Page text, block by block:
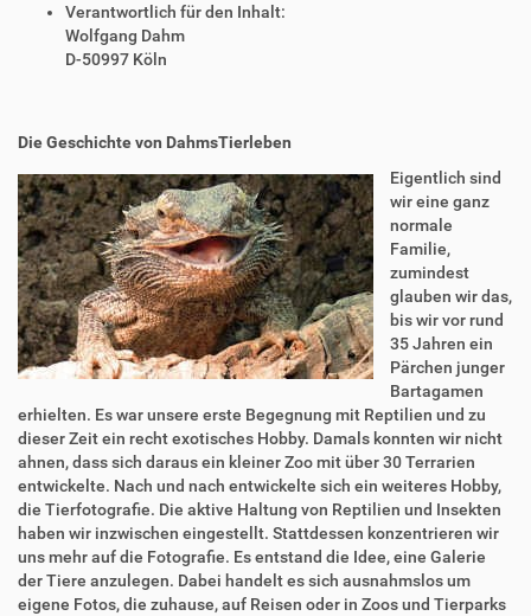
Verantwortlich für den Inhalt:
Wolfgang Dahm
D-50997 Köln
Die Geschichte von DahmsTierleben
Eigentlich sind
wir eine ganz
normale
Familie,
zumindest
glauben wir das,
bis wir vor rund
35 Jahren ein
Pärchen junger
Bartagamen
erhielten. Es war unsere erste Begegnung mit Reptilien und zu
dieser Zeit ein recht exotisches Hobby. Damals konnten wir nicht
ahnen, dass sich daraus ein kleiner Zoo mit über 30 Terrarien
entwickelte. Nach und nach entwickelte sich ein weiteres Hobby,
die Tierfotografie. Die aktive Haltung von Reptilien und Insekten
haben wir inzwischen eingestellt. Stattdessen konzentrieren wir
uns mehr auf die Fotografie. Es entstand die Idee, eine Galerie
der Tiere anzulegen. Dabei handelt es sich ausnahmslos um
eigene Fotos, die zuhause, auf Reisen oder in Zoos und Tierparks